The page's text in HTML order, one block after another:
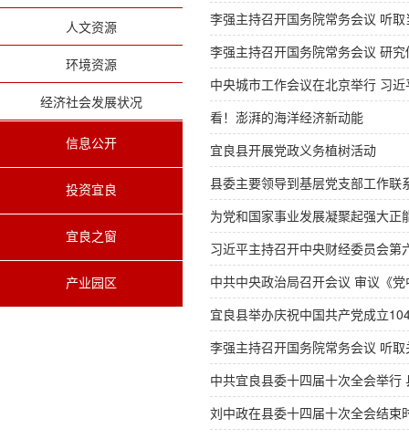
人文资源
环境资源
经济社会发展状况
信息公开
投资宜良
宜良之窗
产业园区
李强主持召开国务院常务会议 听
李强主持召开国务院常务会议 研
中央城市工作会议在北京举行 习
看！澎湃的海洋经济新动能
宜良县开展党政义务植树活动
县委主要领导到基层党支部工作联
为党和国家事业发展凝聚起强大
习近平主持召开中央财经委员会第
中共中央政治局召开会议 审议《
宜良县举办庆祝中国共产党成立
李强主持召开国务院常务会议 听
中共宜良县委十四届十次全会举
刘中政在县委十四届十次全会结